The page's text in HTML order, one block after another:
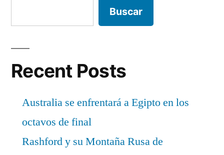
Buscar
Recent Posts
Australia se enfrentará a Egipto en los
octavos de final
Rashford y su Montaña Rusa de